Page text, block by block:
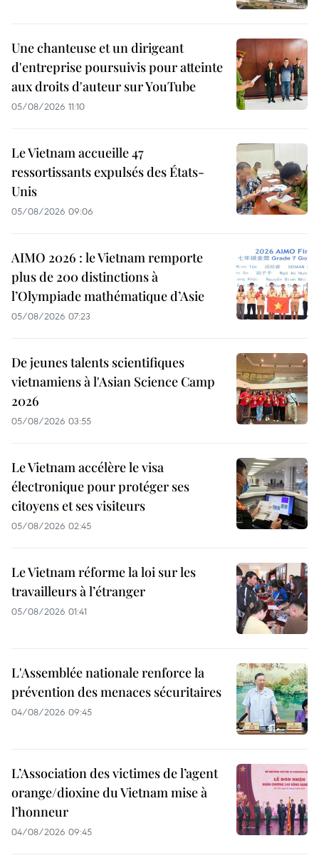
Une chanteuse et un dirigeant
d'entreprise poursuivis pour atteinte
aux droits d'auteur sur YouTube
05/08/2026 11:10
Le Vietnam accueille 47
ressortissants expulsés des États-
Unis
05/08/2026 09:06
AIMO 2026 : le Vietnam remporte
plus de 200 distinctions à
l’Olympiade mathématique d’Asie
05/08/2026 07:23
De jeunes talents scientifiques
vietnamiens à l'Asian Science Camp
2026
05/08/2026 03:55
Le Vietnam accélère le visa
électronique pour protéger ses
citoyens et ses visiteurs
05/08/2026 02:45
Le Vietnam réforme la loi sur les
travailleurs à l’étranger
05/08/2026 01:41
L'Assemblée nationale renforce la
prévention des menaces sécuritaires
04/08/2026 09:45
L’Association des victimes de l’agent
orange/dioxine du Vietnam mise à
l’honneur
04/08/2026 09:45